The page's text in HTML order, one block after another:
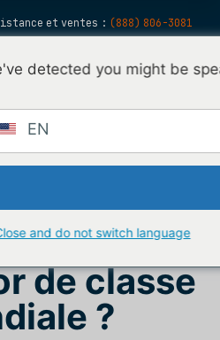
et ventes : (888) 806-3081
#1 sur le marché des
précieux
contact
API de
de classe
?
detected you might be
EN
and do not switch language